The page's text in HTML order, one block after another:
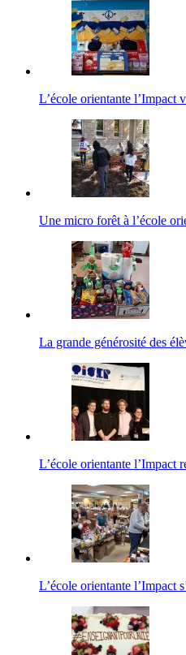
L’école orientante l’Impact
Une micro forêt à l’école
La grande générosité des
L’école orientante l’Impact
L’école orientante l’Impact